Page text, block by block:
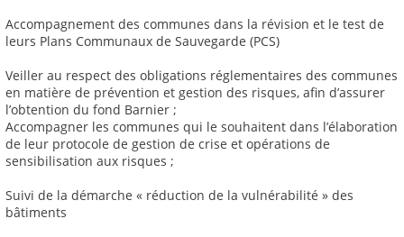
Accompagnement des communes dans la révision et le test de
leurs Plans Communaux de Sauvegarde (PCS)
Veiller au respect des obligations réglementaires des communes
en matière de prévention et gestion des risques, afin d’assurer
l’obtention du fond Barnier ;
Accompagner les communes qui le souhaitent dans l’élaboration
de leur protocole de gestion de crise et opérations de
sensibilisation aux risques ;
Suivi de la démarche « réduction de la vulnérabilité » des
bâtiments